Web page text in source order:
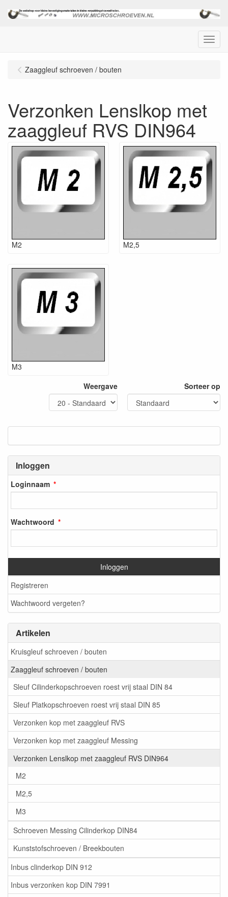
Menu
Inloggen
Loginnaam
Wachtwoord
Inloggen
Registreren
Wachtwoord vergeten?
Artikelen
Kruisgleuf schroeven / bouten
Zaaggleuf schroeven / bouten
Sleuf Cilinderkopschroeven roest vrij staal DIN 84
Sleuf Platkopschroeven roest vrij staal DIN 85
Verzonken kop met zaaggleuf RVS
Verzonken kop met zaaggleuf Messing
Verzonken Lenslkop met zaaggleuf RVS DIN964
M2
M2,5
M3
Schroeven Messing Cilinderkop DIN84
Kunststofschroeven / Breekbouten
Inbus clinderkop DIN 912
Inbus verzonken kop DIN 7991
Zaaggleuf schroeven / bouten
Verzonken Lenslkop met
zaaggleuf RVS DIN964
M2 M2,5
M3
Weergave
Sorteer op